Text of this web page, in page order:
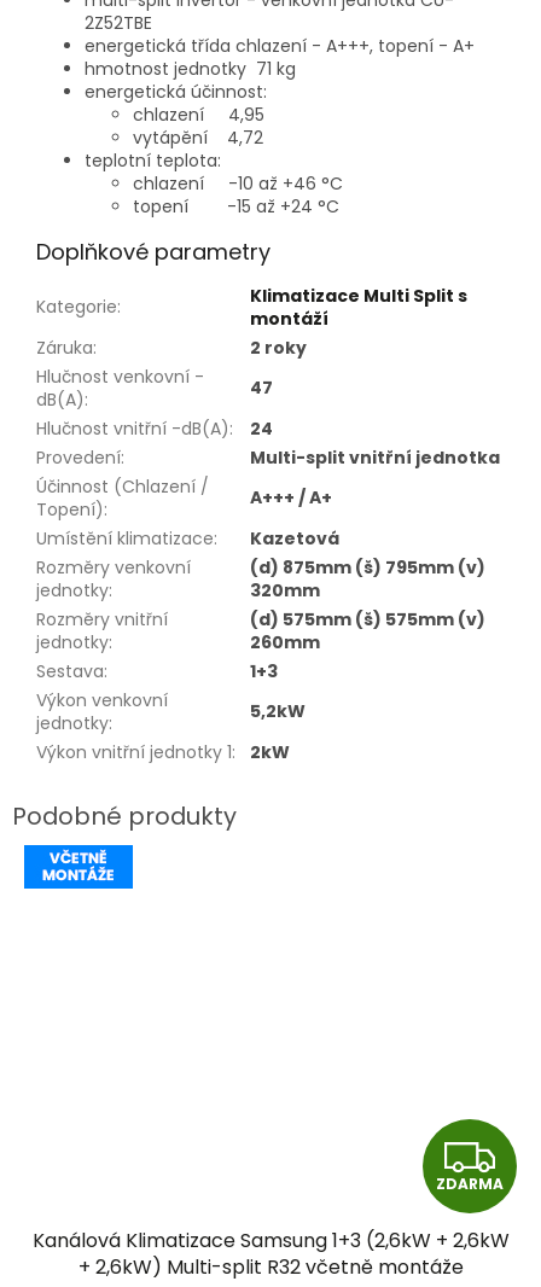
2Z52TBE
energetická třída chlazení - A+++, topení - A+
hmotnost jednotky 71 kg
energetická účinnost:
chlazení 4,95
vytápění 4,72
teplotní teplota:
chlazení -10 až +46 °C
topení -15 až +24 °C
Doplňkové parametry
Kategorie:
Klimatizace Multi Split s
montáží
Záruka:
2 roky
Hlučnost venkovní -
dB(A):
47
Hlučnost vnitřní -dB(A):
24
Provedení:
Multi-split vnitřní jednotka
Účinnost (Chlazení /
Topení):
A+++ / A+
Umístění klimatizace:
Kazetová
Rozměry venkovní
jednotky:
(d) 875mm (š) 795mm (v)
320mm
Rozměry vnitřní
jednotky:
(d) 575mm (š) 575mm (v)
260mm
Sestava:
1+3
Výkon venkovní
jednotky:
5,2kW
Výkon vnitřní jednotky 1: 2kW
Z
D
A
ZDARMA
Kanálová Klimatizace Samsung 1+3 (2,6kW + 2,6kW
+ 2,6kW) Multi-split R32 včetně montáže